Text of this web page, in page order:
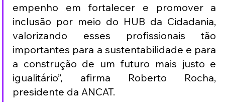
empenho em fortalecer e promover a
inclusão por meio do HUB da Cidadania,
valorizando esses profissionais tão
importantes para a sustentabilidade e para
a construção de um futuro mais justo e
igualitário”, afirma Roberto Rocha,
presidente da ANCAT.